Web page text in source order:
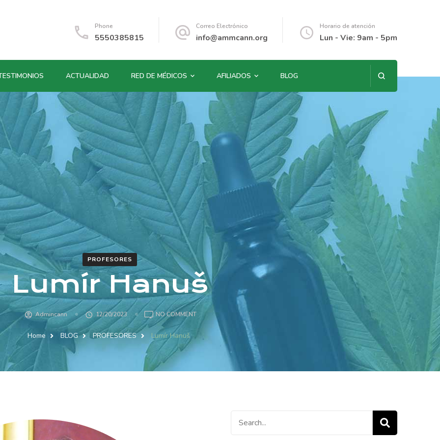
Phone
5550385815
Correo Electrónico
info@ammcann.org
Horario de atención
Lun - Vie: 9am - 5pm
ACTUALIDAD RED DE MÉDICOS AFILIADOS BLOG
PROFESORES
Lumír Hanuš
Admincann 12/20/2023 NO COMMENTON
LUMÍR
Home BLOG PROFESORES Lumír Hanuš
Search
for: